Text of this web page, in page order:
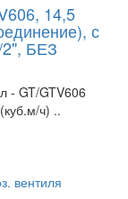
14,5
с
2", БЕЗ
- GT/GTV606
ч) ..